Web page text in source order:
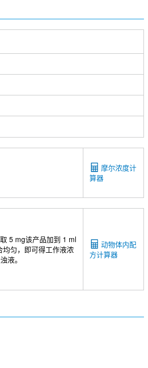
摩尔浓度计
算器
动物体内配
方计算器
5 mg该产品加到 1 ml
匀，即可得工作液浓
液。